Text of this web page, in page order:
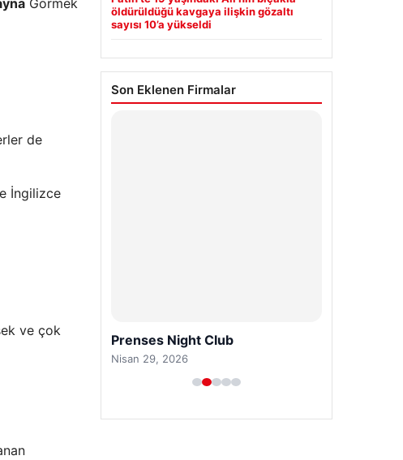
de
İngilizce
ve çok
öldürüldüğü kavgaya ilişkin gözaltı
sayısı 10’a yükseldi
Son Eklenen Firmalar